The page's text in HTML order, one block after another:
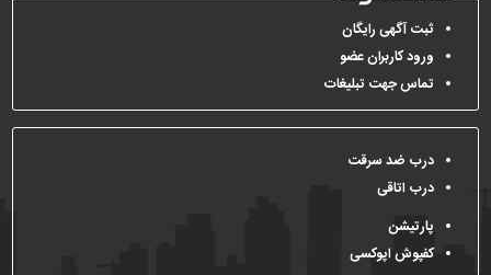
ثبت آگهی رایگان
ورود کاربران عضو
تماس جهت تبلیغات
درب ضد سرقت
درب اتاقی
پارتیشن
کفپوش اپوکسی